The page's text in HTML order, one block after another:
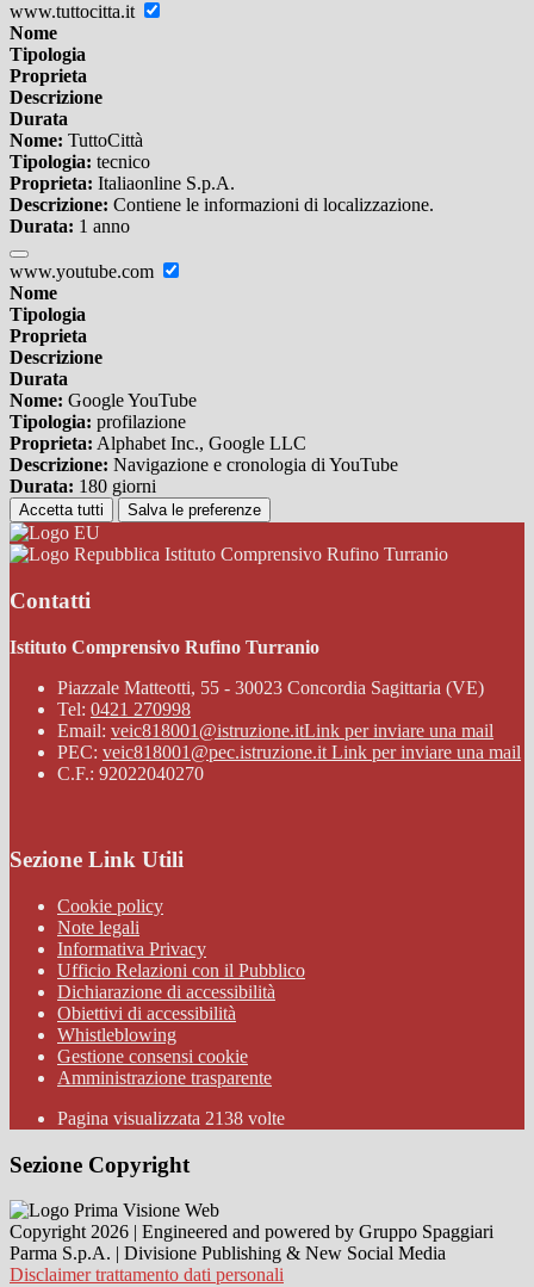
www.tuttocitta.it
Nome
Tipologia
Proprieta
Descrizione
Durata
Nome: TuttoCittà
Tipologia: tecnico
Proprieta: Italiaonline S.p.A.
Descrizione: Contiene le informazioni di localizzazione.
Durata: 1 anno
www.youtube.com
Nome
Tipologia
Proprieta
Descrizione
Durata
Nome: Google YouTube
Tipologia: profilazione
Proprieta: Alphabet Inc., Google LLC
Descrizione: Navigazione e cronologia di YouTube
Durata: 180 giorni
Accetta tutti Salva le preferenze
Istituto Comprensivo Rufino Turranio
Contatti
Istituto Comprensivo Rufino Turranio
Piazzale Matteotti, 55 - 30023 Concordia Sagittaria (VE)
Tel: 0421 270998
Email: veic818001@istruzione.itLink per inviare una mail
PEC: veic818001@pec.istruzione.it Link per inviare una mail
C.F.: 92022040270
Sezione Link Utili
Cookie policy
Note legali
Informativa Privacy
Ufficio Relazioni con il Pubblico
Dichiarazione di accessibilità
Obiettivi di accessibilità
Whistleblowing
Gestione consensi cookie
Amministrazione trasparente
Pagina visualizzata 2138 volte
Sezione Copyright
Copyright 2026 | Engineered and powered by Gruppo Spaggiari
Parma S.p.A. | Divisione Publishing & New Social Media
Disclaimer trattamento dati personali